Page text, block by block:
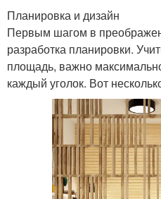
Планировка и дизайн
Первым шагом в
разработка планировки.
площадь, важно
каждый уголок. Вот